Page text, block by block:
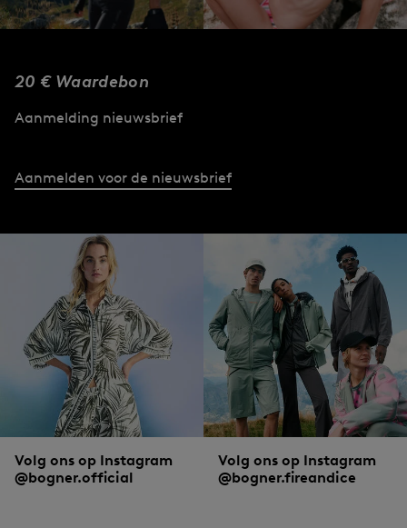
FIRE+ICE
| Performance
Naar de collectie
20 € Waardebon
Aanmelding nieuwsbrief
Aanmelden voor de nieuwsbrief
Volg ons op Instagram
@bogner.official
Volg ons op Instagram
@bogner.fireandice